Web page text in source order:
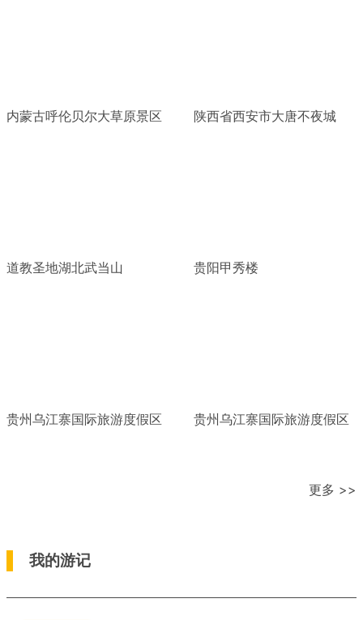
内蒙古呼伦贝尔大草原景区 陕西省西安市大唐不夜城
道教圣地湖北武当山 贵阳甲秀楼
贵州乌江寨国际旅游度假区 贵州乌江寨国际旅游度假区
更多 >>
我的游记